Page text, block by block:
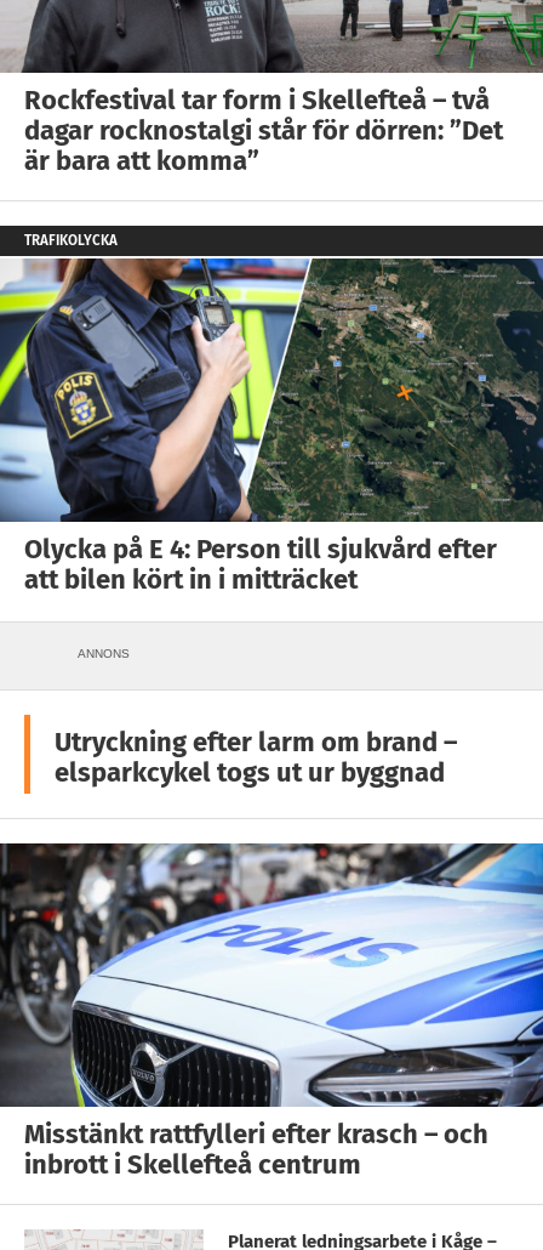
Rockfestival tar form i Skellefteå – två
dagar rocknostalgi står för dörren: ”Det
är bara att komma”
TRAFIKOLYCKA
Olycka på E 4: Person till sjukvård efter
att bilen kört in i mitträcket
ANNONS
Utryckning efter larm om brand –
elsparkcykel togs ut ur byggnad
Misstänkt rattfylleri efter krasch – och
inbrott i Skellefteå centrum
Planerat ledningsarbete i Kåge –